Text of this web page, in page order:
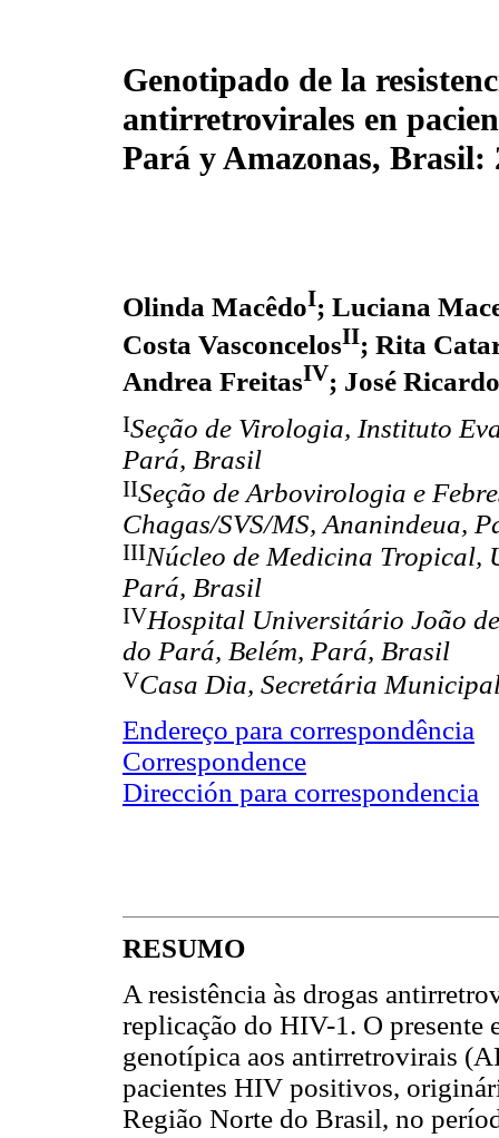
Genotipado de la
antirretrovirales en
Pará y Amazonas, Brasil:
Olinda MacêdoI; Luciana
Costa VasconcelosII; Rita
Andrea FreitasIV; José
ISeção de Virologia, Instituto
Pará, Brasil
IISeção de Arbovirologia e
Chagas/SVS/MS, Ananindeua,
IIINúcleo de Medicina Tropical,
Pará, Brasil
IVHospital Universitário João
do Pará, Belém, Pará, Brasil
VCasa Dia, Secretária
Endereço para correspondência
Correspondence
Dirección para correspondencia
RESUMO
A resistência às drogas
replicação do HIV-1. O presente
genotípica aos antirretrovirais
pacientes HIV positivos,
Região Norte do Brasil, no